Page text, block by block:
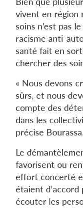
vivent en région
soins n’est pas
racisme anti-
santé fait en
chercher des
« Nous devons
sûrs, et nous
compte des
dans les
précise
Le
favorisent ou
effort concerté
étaient
écouter les